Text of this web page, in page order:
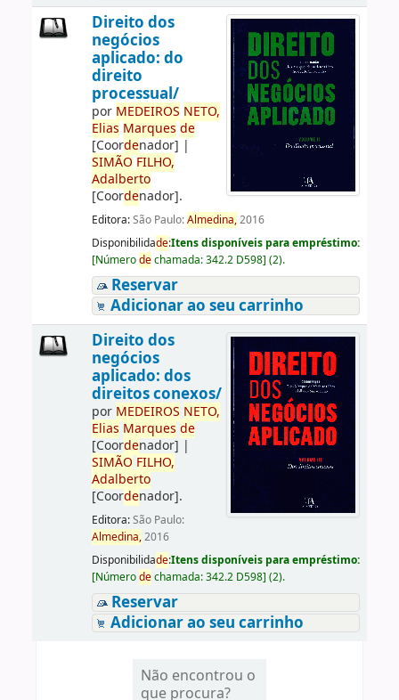
Direito dos
negócios
aplicado: do
direito
processual/
por MEDEIROS NETO,
Elias Marques de
[Coordenador] |
SIMÃO FILHO,
Adalberto
[Coordenador].
Editora:São Paulo:Almedina,2016
Disponibilidade:Itens disponíveis para empréstimo:
[Númerodechamada:342.2 D598] (2).
Reservar
Adicionar ao seu carrinho
Direito dos
negócios
aplicado: dos
direitos conexos/
por MEDEIROS NETO,
Elias Marques de
[Coordenador] |
SIMÃO FILHO,
Adalberto
[Coordenador].
Editora:São Paulo:
Almedina,2016
Disponibilidade:Itens disponíveis para empréstimo:
[Númerodechamada:342.2 D598] (2).
Reservar
Adicionar ao seu carrinho
Não encontrou o
que procura?